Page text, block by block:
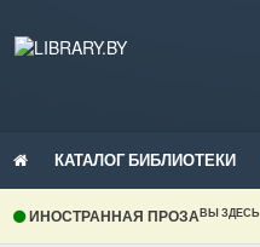
КАТАЛОГ БИБЛИОТЕКИ
ИНОСТРАННАЯ ПРОЗАВЫ ЗДЕСЬ